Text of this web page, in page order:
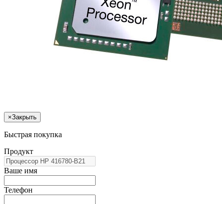
×Закрыть
Быстрая покупка
Продукт
Ваше имя
Телефон